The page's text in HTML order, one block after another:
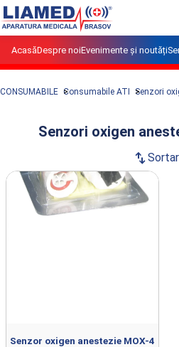
AcasăDespre noiEvenimente și noutăți
CONSUMABILE Consumabile ATI Senzori
Senzori oxigen
swap_vert
Produse din clasa
anestezie importate si
Senzor oxigen anestezie MOX-4